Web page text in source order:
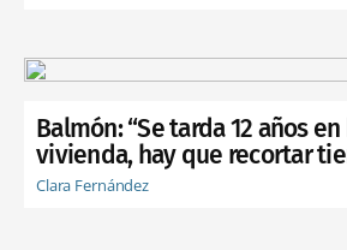
Balmón: “Se tarda 12 años
vivienda, hay que recortar
Clara Fernández